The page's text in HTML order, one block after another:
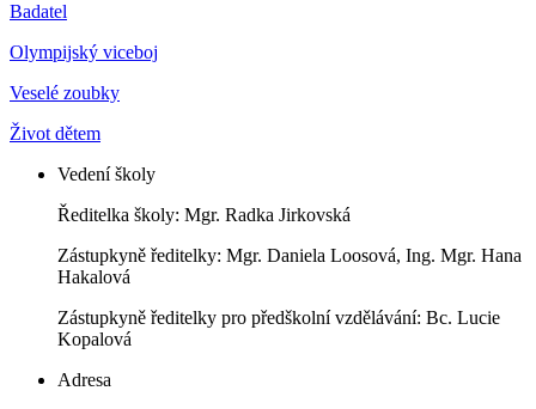
Badatel
Olympijský viceboj
Veselé zoubky
Život dětem
Vedení školy
Ředitelka školy: Mgr. Radka Jirkovská
Zástupkyně ředitelky: Mgr. Daniela Loosová, Ing. Mgr. Hana
Hakalová
Zástupkyně ředitelky pro předškolní vzdělávání: Bc. Lucie
Kopalová
Adresa